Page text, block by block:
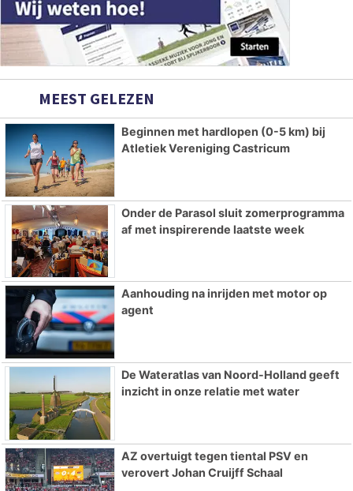
MEEST GELEZEN
Beginnen met hardlopen (0-5 km) bij
Atletiek Vereniging Castricum
Onder de Parasol sluit zomerprogramma
af met inspirerende laatste week
Aanhouding na inrijden met motor op
agent
De Wateratlas van Noord-Holland geeft
inzicht in onze relatie met water
AZ overtuigt tegen tiental PSV en
verovert Johan Cruijff Schaal